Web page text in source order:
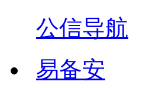
公信导航
易备安